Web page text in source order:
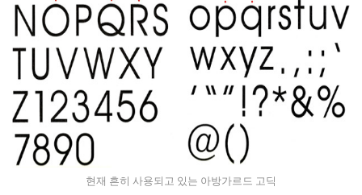
현재 흔히 사용되고 있는 아방가르드 고딕